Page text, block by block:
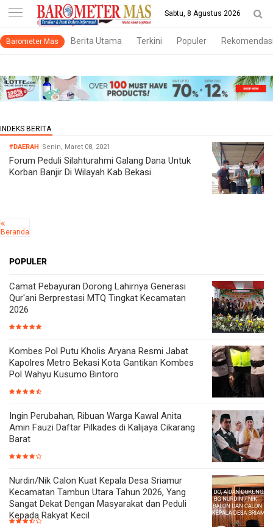
-->
Sabtu, 8 Agustus 2026
Barometer Mas Berita Utama Terkini Populer
#DAERAH Senin, Maret 08, 2021
Forum Peduli Silahturahmi Galang Dana Untuk
Korban Banjir Di Wilayah Kab Bekasi.
Beranda
POPULER
Camat Pebayuran Dorong Lahirnya Generasi
Qur'ani Berprestasi MTQ Tingkat Kecamatan
2026
Kombes Pol Putu Kholis Aryana Resmi Jabat
Kapolres Metro Bekasi Kota Gantikan Kombes
Pol Wahyu Kusumo Bintoro
Ingin Perubahan, Ribuan Warga Kawal Anita
Amin Fauzi Daftar Pilkades di Kalijaya Cikarang
Barat
Nurdin/Nik Calon Kuat Kepala Desa Sriamur
Kecamatan Tambun Utara Tahun 2026, Yang
Sangat Dekat Dengan Masyarakat dan Peduli
Kepada Rakyat Kecil